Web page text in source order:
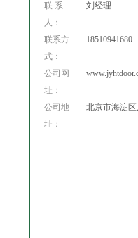
联 系
人：
刘经理
联系方
式：
18510941680
公司网
址：
公司地
址：
北京市海淀